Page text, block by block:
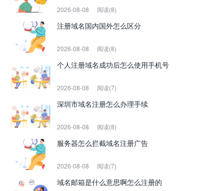
2026-08-08 阅读(8)
注册域名国内国外怎么区分
2026-08-08 阅读(8)
个人注册域名成功后怎么使用手机号
2026-08-08 阅读(7)
深圳市域名注册怎么办理手续
2026-08-08 阅读(8)
服务器怎么拦截域名注册广告
2026-08-08 阅读(7)
域名邮箱是什么意思啊怎么注册的